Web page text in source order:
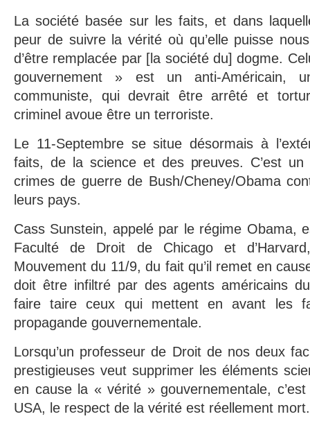
La société basée sur les faits, et dans
peur de suivre la vérité où qu’elle puisse
d’être remplacée par [la société du] dogme.
gouvernement » est un anti-Américain,
communiste, qui devrait être arrêté et
criminel avoue être un terroriste.
Le 11-Septembre se situe désormais à
faits, de la science et des preuves. C’est
crimes de guerre de Bush/Cheney/Obama
leurs pays.
Cass Sunstein, appelé par le régime Obama,
Faculté de Droit de Chicago et
Mouvement du 11/9, du fait qu’il remet en
doit être infiltré par des agents américains
faire taire ceux qui mettent en avant les
propagande gouvernementale.
Lorsqu’un professeur de Droit de nos deux
prestigieuses veut supprimer les éléments
en cause la « vérité » gouvernementale,
USA, le respect de la vérité est réellement mort.